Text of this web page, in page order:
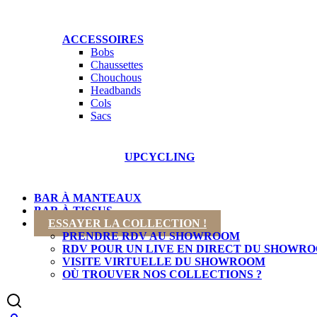
ACCESSOIRES
Bobs
Chaussettes
Chouchous
Headbands
Cols
Sacs
UPCYCLING
BAR À MANTEAUX
BAR À TISSUS
ESSAYER LA COLLECTION !
PRENDRE RDV AU SHOWROOM
RDV POUR UN LIVE EN DIRECT DU
VISITE VIRTUELLE DU SHOWROOM
OÙ TROUVER NOS COLLECTIONS ?